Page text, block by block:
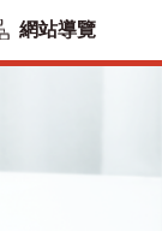
網站導覽